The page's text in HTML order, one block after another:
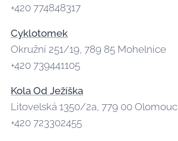
+420 774848317
Cyklotomek
Okružní 251/19, 789 85 Mohelnice
+420 739441105
Kola Od Ježíška
Litovelská 1350/2a, 779 00 Olomouc
+420 723302455